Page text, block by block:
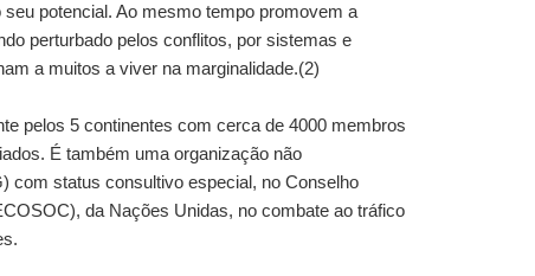
potencial. Ao mesmo tempo promovem a
perturbado pelos conflitos, por sistemas e
a muitos a viver na marginalidade.(2)
pelos 5 continentes com cerca de 4000 membros
É também uma organização não
com status consultivo especial, no Conselho
da Nações Unidas, no combate ao tráfico